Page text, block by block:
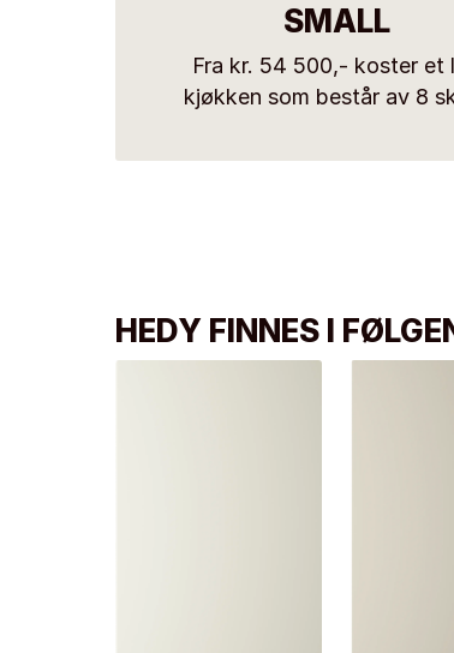
SMALL
Fra kr. 54 500,- koster et
kjøkken som består av 8
HEDY FINNES I